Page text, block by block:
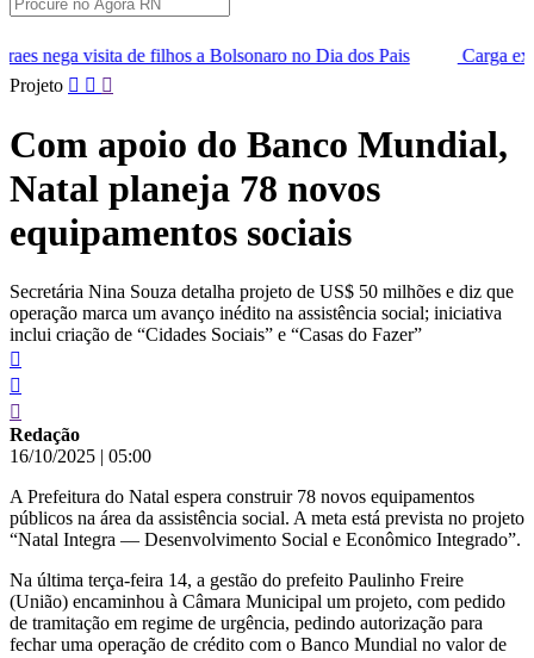
a Bolsonaro no Dia dos Pais
Carga extra de ingressos para
Pular
para
conteúdo
Projeto
Com apoio do Banco Mundial,
Natal planeja 78 novos
equipamentos sociais
Secretária Nina Souza detalha projeto de US$ 50 milhões e diz que
operação marca um avanço inédito na assistência social; iniciativa
inclui criação de “Cidades Sociais” e “Casas do Fazer”
Redação
16/10/2025 | 05:00
A Prefeitura do Natal espera construir 78 novos equipamentos
públicos na área da assistência social. A meta está prevista no projeto
“Natal Integra — Desenvolvimento Social e Econômico Integrado”.
Na última terça-feira 14, a gestão do prefeito Paulinho Freire
(União) encaminhou à Câmara Municipal um projeto, com pedido
de tramitação em regime de urgência, pedindo autorização para
fechar uma operação de crédito com o Banco Mundial no valor de